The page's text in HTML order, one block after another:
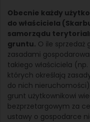
Obecnie każdy
do właściciela
samorządu
gruntu. O ile sprzedaż
zasadami
takiego właściciela
których określają
do nich
grunt użytkownikowi
bezprzetargowym za
ustawy o gospodarce